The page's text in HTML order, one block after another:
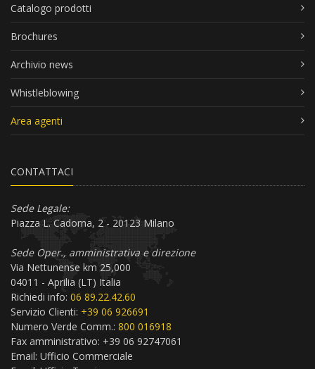
Catalogo prodotti
Brochures
Archivio news
Whistleblowing
Area agenti
CONTATTACI
Sede Legale:
Piazza L. Cadorna, 2 - 20123 Milano
Sede Oper., amministrativa e direzione
Via Nettunense km 25,000
04011 - Aprilia (LT) Italia
Richiedi info: 06 89.22.42.60
Servizio Clienti: +39 06 926691
Numero Verde Comm.: 800 016918
Fax amministrativo: +39 06 92747061
Email: Ufficio Commerciale